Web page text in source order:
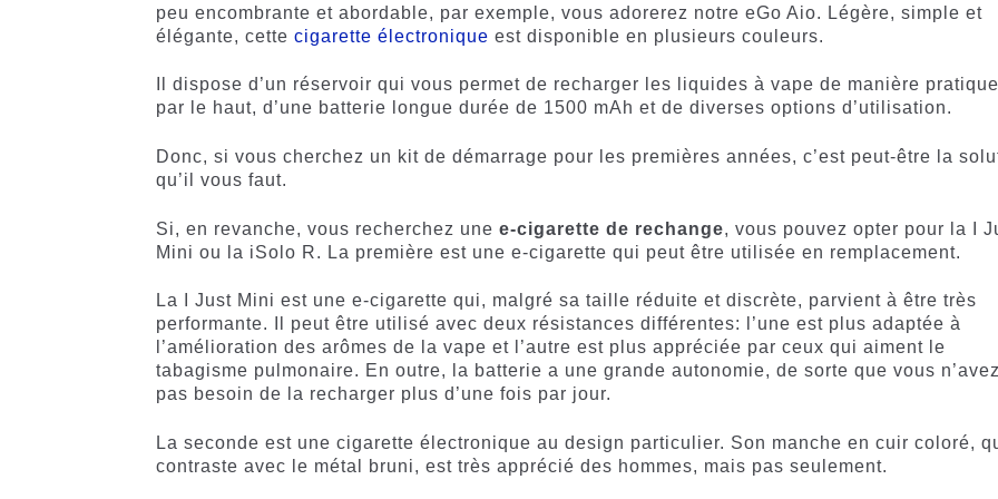
peu encombrante et abordable, par exemple, vous adorerez notre eGo Aio. Légère, simple et
élégante, cettecigarette électronique est disponible en plusieurs couleurs.
Il dispose d’un réservoir qui vous permet de recharger les liquides à vape de manière
par le haut, d’une batterie longue durée de 1500 mAh et de diverses options d’utilisation.
Donc, si vous cherchez un kit de démarrage pour les premières années, c’est peut-être la
qu’il vous faut.
Si, en revanche, vous recherchez unee-cigarette de rechange, vous pouvez opter pour la I
Mini ou la iSolo R. La première est une e-cigarette qui peut être utilisée en remplacement.
La I Just Mini est une e-cigarette qui, malgré sa taille réduite et discrète, parvient à être très
performante. Il peut être utilisé avec deux résistances différentes: l’une est plus adaptée à
l’amélioration des arômes de la vape et l’autre est plus appréciée par ceux qui aiment le
tabagisme pulmonaire. En outre, la batterie a une grande autonomie, de sorte que vous
pas besoin de la recharger plus d’une fois par jour.
La seconde est une cigarette électronique au design particulier. Son manche en cuir coloré,
contraste avec le métal bruni, est très apprécié des hommes, mais pas seulement.